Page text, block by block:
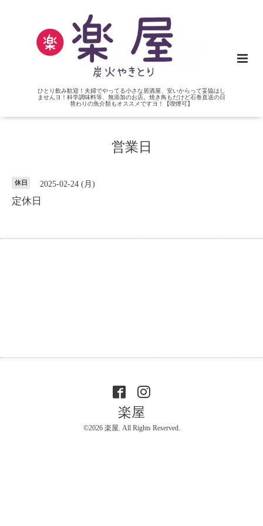
ひとり飲み歓迎！夫婦でやってる小さな居酒屋、安いからって妥協はし
ませんヨ！科学調味料等、無添加のお店。焼き鳥もだけど石巻直送の日
替わりの魚介類もオススメですヨ！【喫煙可】
営業日
休日 2025-02-24 (月)
定休日
楽屋
©2026 楽屋. All Rights Reserved.